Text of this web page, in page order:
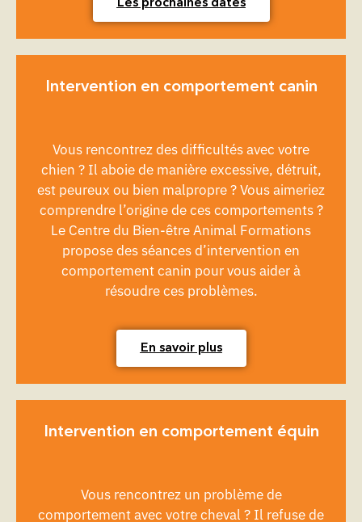
Les prochaines dates
Intervention en comportement canin
Vous rencontrez des difficultés avec votre
chien ? Il aboie de manière excessive, détruit,
est peureux ou bien malpropre ? Vous aimeriez
comprendre l’origine de ces comportements ?
Le Centre du Bien-être Animal Formations
propose des séances d’intervention en
comportement canin pour vous aider à
résoudre ces problèmes.
En savoir plus
Intervention en comportement équin
Vous rencontrez un problème de
comportement avec votre cheval ? Il refuse de